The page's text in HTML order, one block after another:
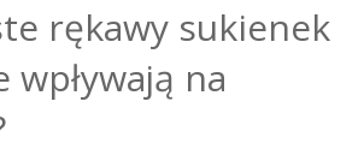
rękawy sukienek
wpływają na